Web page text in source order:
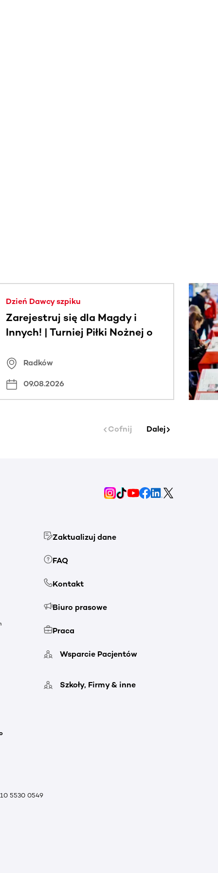
Dzień Dawcy szpiku
Zarejestruj się dla Magdy i
Innych! | Turniej Piłki Nożnej o
Radków
09.08.2026
Cofnij Dalej
Zaktualizuj dane
FAQ
Kontakt
Biuro prasowe
Praca
Wsparcie Pacjentów
Szkoły, Firmy & inne
5530 0549